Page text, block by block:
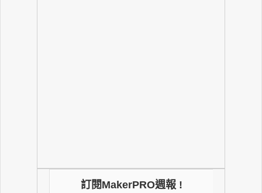
訂閱MakerPRO週報 !